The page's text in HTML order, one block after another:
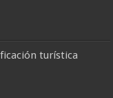
turística